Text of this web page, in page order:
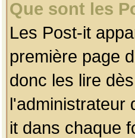
Que sont les
Les Post-it
première page
donc les lire
l'administrateur
it dans chaque